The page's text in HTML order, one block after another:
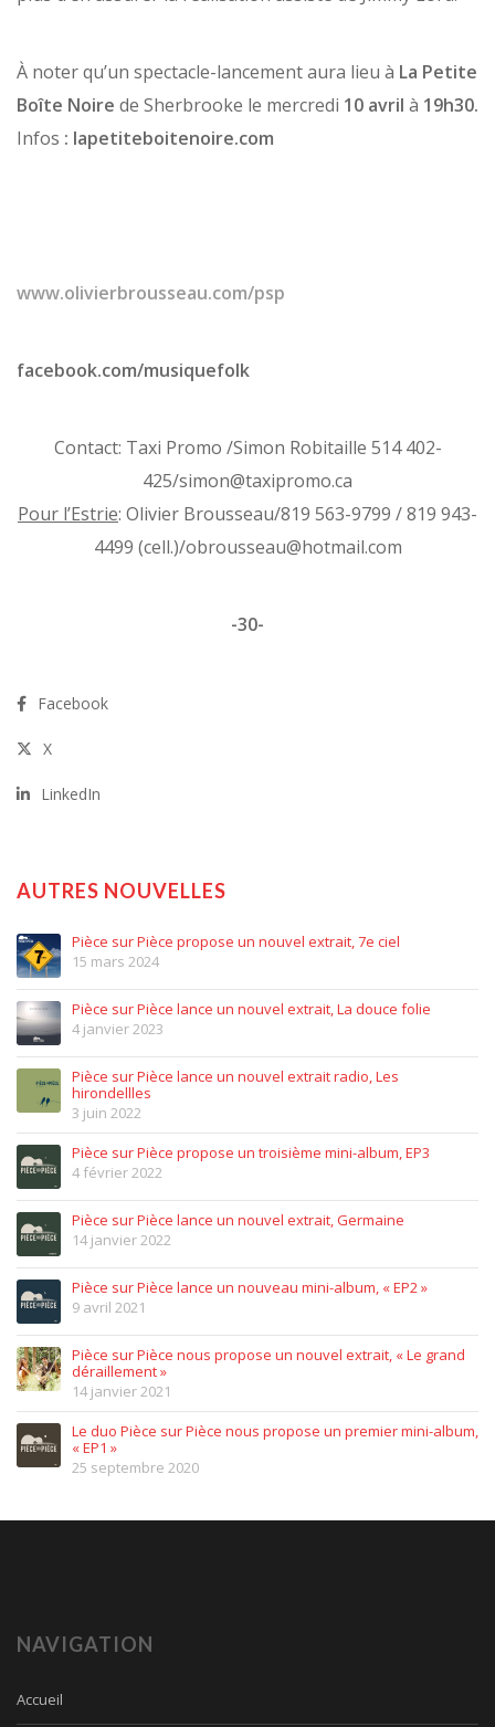
À noter qu’un spectacle-lancement aura lieu à La Petite
Boîte Noire de Sherbrooke le mercredi 10 avril à 19h30.
Infos : lapetiteboitenoire.com
www.olivierbrousseau.com/psp
facebook.com/musiquefolk
Contact: Taxi Promo /Simon Robitaille 514 402-
425/simon@taxipromo.ca
Pour l’Estrie: Olivier Brousseau/819 563-9799 / 819 943-
4499 (cell.)/obrousseau@hotmail.com
-30-
Facebook
X
LinkedIn
AUTRES NOUVELLES
Pièce sur Pièce propose un nouvel extrait, 7e ciel
15 mars 2024
Pièce sur Pièce lance un nouvel extrait, La douce folie
4 janvier 2023
Pièce sur Pièce lance un nouvel extrait radio, Les
hirondellles
3 juin 2022
Pièce sur Pièce propose un troisième mini-album, EP3
4 février 2022
Pièce sur Pièce lance un nouvel extrait, Germaine
14 janvier 2022
Pièce sur Pièce lance un nouveau mini-album, « EP2 »
9 avril 2021
Pièce sur Pièce nous propose un nouvel extrait, « Le grand
déraillement »
14 janvier 2021
Le duo Pièce sur Pièce nous propose un premier mini-album,
« EP1 »
25 septembre 2020
NAVIGATION
Accueil